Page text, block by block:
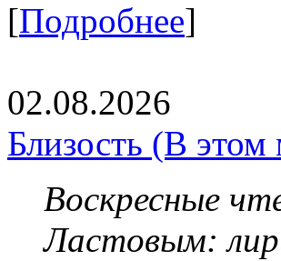
[Подробнее]
02.08.2026
Близость (В
Воскресные
Ластовым: